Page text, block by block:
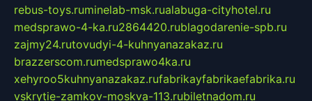
rebus-toys.ruminelab-msk.rualabuga-cityhotel.ru
medsprawo-4-ka.ru2864420.rublagodarenie-spb.ru
zajmy24.rutovudyi-4-kuhnyanazakaz.ru
brazzerscom.rumedsprawo4ka.ru
xehyroo5kuhnyanazakaz.rufabrikayfabrikaefabrika.ru
vskrytie-zamkov-moskva-113.rubiletnadom.ru